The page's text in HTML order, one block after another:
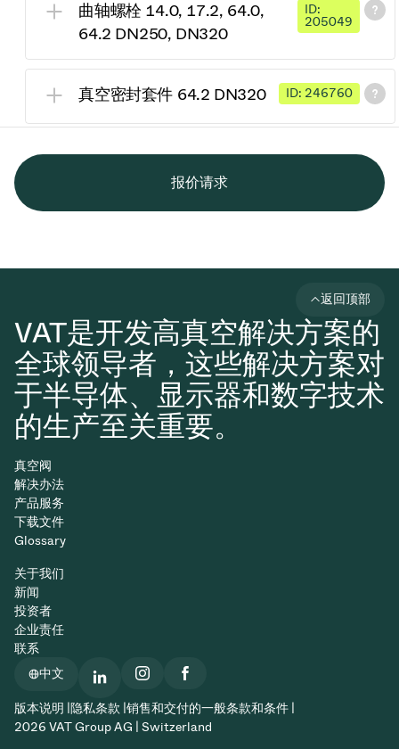
曲轴螺栓 14.0, 17.2, 64.0,
64.2 DN250, DN320
ID:
205049
真空密封套件 64.2 DN320 ID: 246760
报价请求
VAT是开发高真空解决方案的
全球领导者，这些解决方案对
于半导体、显示器和数字技术
的生产至关重要。
返回顶部
真空阀
解决办法
产品服务
下载文件
Glossary
关于我们
新闻
投资者
企业责任
联系
中文
版本说明 | 隐私条款 | 销售和交付的一般条款和条件 |
2026 VAT Group AG | Switzerland